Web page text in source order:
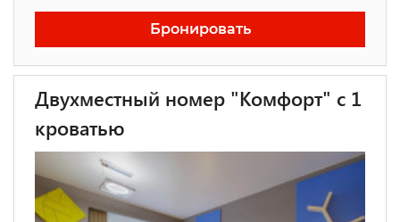
Бронировать
Двухместный номер "Комфорт" с 1
кроватью